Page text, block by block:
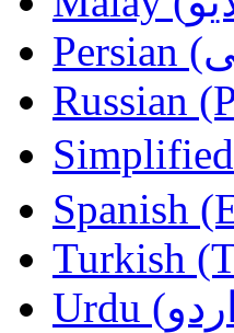
Russian
Spanish
Turkish